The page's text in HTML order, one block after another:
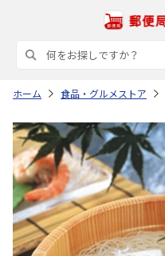
ホーム 食品・グルメストア